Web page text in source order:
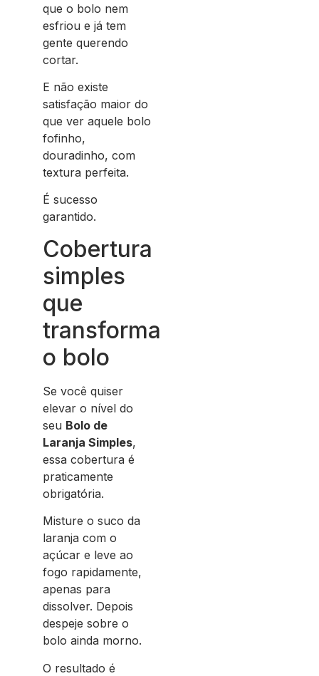
que o bolo nem
esfriou e já tem
gente querendo
cortar.
E não existe
satisfação maior do
que ver aquele bolo
fofinho,
douradinho, com
textura perfeita.
É sucesso
garantido.
Cobertura
simples
que
transforma
o bolo
Se você quiser
elevar o nível do
seu Bolo de
Laranja Simples,
essa cobertura é
praticamente
obrigatória.
Misture o suco da
laranja com o
açúcar e leve ao
fogo rapidamente,
apenas para
dissolver. Depois
despeje sobre o
bolo ainda morno.
O resultado é